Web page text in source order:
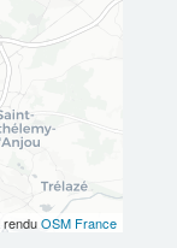
renduOSM France